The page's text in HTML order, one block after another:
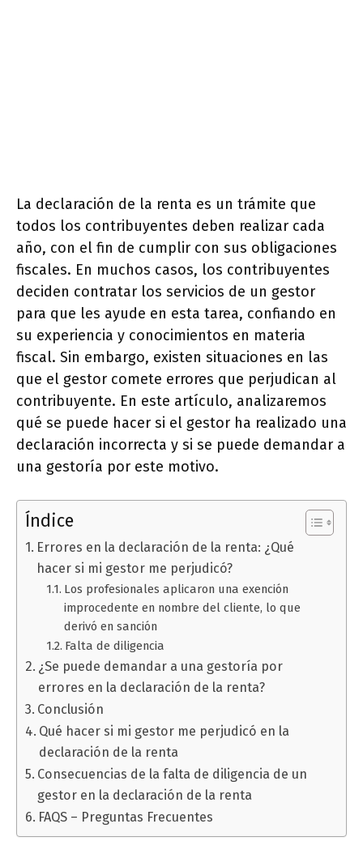
La declaración de la renta es un trámite que
todos los contribuyentes deben realizar cada
año, con el fin de cumplir con sus obligaciones
fiscales. En muchos casos, los contribuyentes
deciden contratar los servicios de un gestor
para que les ayude en esta tarea, confiando en
su experiencia y conocimientos en materia
fiscal. Sin embargo, existen situaciones en las
que el gestor comete errores que perjudican al
contribuyente. En este artículo, analizaremos
qué se puede hacer si el gestor ha realizado una
declaración incorrecta y si se puede demandar a
una gestoría por este motivo.
Índice
Errores en la declaración de la renta: ¿Qué
hacer si mi gestor me perjudicó?
Los profesionales aplicaron una exención
improcedente en nombre del cliente, lo que
derivó en sanción
Falta de diligencia
¿Se puede demandar a una gestoría por
errores en la declaración de la renta?
Conclusión
Qué hacer si mi gestor me perjudicó en la
declaración de la renta
Consecuencias de la falta de diligencia de un
gestor en la declaración de la renta
FAQS – Preguntas Frecuentes